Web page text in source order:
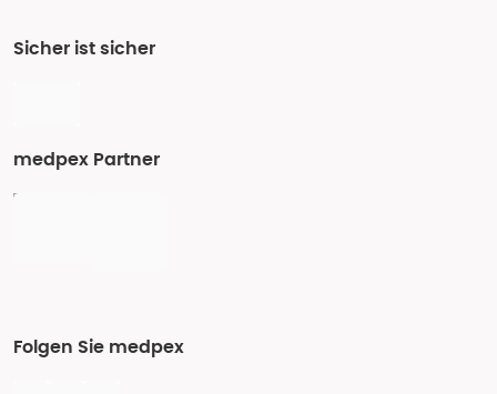
Sicher ist sicher
medpex Partner
Folgen Sie medpex